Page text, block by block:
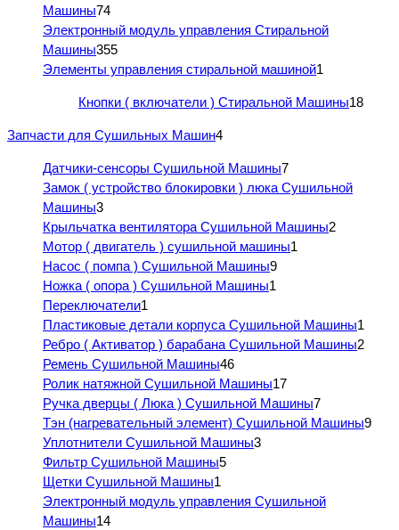
Машины74
Электронный модуль управления Стиральной
Машины355
Элементы управления стиральной машиной1
Кнопки ( включатели ) Стиральной Машины18
Запчасти для Сушильных Машин4
Датчики-сенсоры Сушильной Машины7
Замок ( устройство блокировки ) люка Сушильной
Машины3
Крыльчатка вентилятора Сушильной Машины2
Мотор ( двигатель ) сушильной машины1
Насос ( помпа ) Сушильной Машины9
Ножка ( опора ) Сушильной Машины1
Переключатели1
Пластиковые детали корпуса Сушильной Машины1
Ребро ( Активатор ) барабана Сушильной Машины2
Ремень Сушильной Машины46
Ролик натяжной Сушильной Машины17
Ручка дверцы ( Люка ) Сушильной Машины7
Тэн (нагревательный элемент) Сушильной Машины9
Уплотнители Сушильной Машины3
Фильтр Сушильной Машины5
Щетки Сушильной Машины1
Электронный модуль управления Сушильной
Машины14